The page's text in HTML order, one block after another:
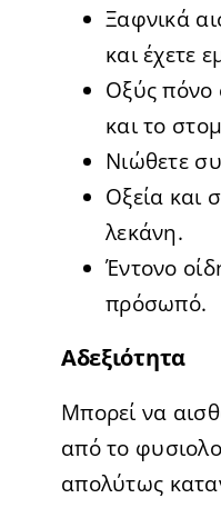
Ξαφνικά
και έχετε
Οξύς πόνο
και το
Νιώθετε
Οξεία και
λεκάνη.
Έντονο
πρόσωπό.
Αδεξιότητα
Μπορεί να
από το
απολύτως